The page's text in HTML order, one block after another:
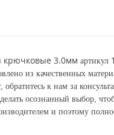
крючковые 3.0мм артикул
из качественных
обратитесь к нам за
осознанный выбор,
и поэтому